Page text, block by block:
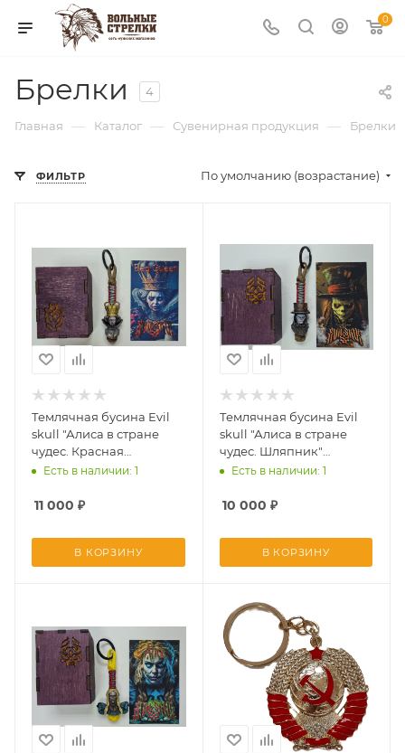
0
Брелки 4
Главная — Каталог — Сувенирная продукция — Брелки
ФИЛЬТР По умолчанию (возрастание)
Темлячная бусина Evil
skull "Алиса в стране
чудес. Красная
Королева"
издание
Есть в наличии: 1
11 000 ₽
В КОРЗИНУ
Темлячная бусина Evil
skull "Алиса в стране
чудес. Шляпник"
лимитированное
Есть в наличии: 1
10 000 ₽
В КОРЗИНУ